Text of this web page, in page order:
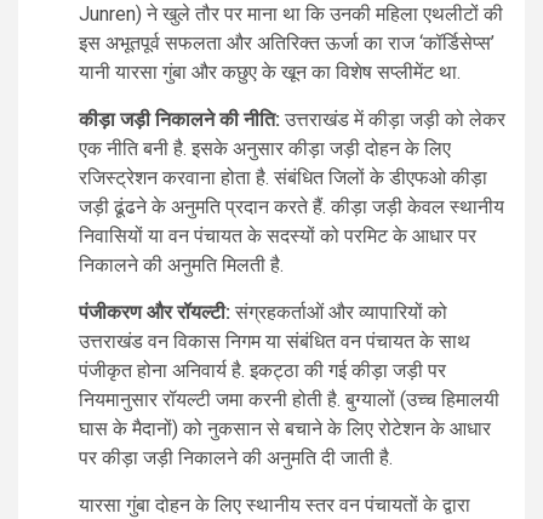
Junren) ने खुले तौर पर माना था कि उनकी महिला एथलीटों की
इस अभूतपूर्व सफलता और अतिरिक्त ऊर्जा का राज ‘कॉर्डिसेप्स’
यानी यारसा गुंबा और कछुए के खून का विशेष सप्लीमेंट था.
कीड़ा जड़ी निकालने की नीति: उत्तराखंड में कीड़ा जड़ी को लेकर
एक नीति बनी है. इसके अनुसार कीड़ा जड़ी दोहन के लिए
रजिस्ट्रेशन करवाना होता है. संबंधित जिलों के डीएफओ कीड़ा
जड़ी ढूंढने के अनुमति प्रदान करते हैं. कीड़ा जड़ी केवल स्थानीय
निवासियों या वन पंचायत के सदस्यों को परमिट के आधार पर
निकालने की अनुमति मिलती है.
पंजीकरण और रॉयल्टी: संग्रहकर्ताओं और व्यापारियों को
उत्तराखंड वन विकास निगम या संबंधित वन पंचायत के साथ
पंजीकृत होना अनिवार्य है. इकट्ठा की गई कीड़ा जड़ी पर
नियमानुसार रॉयल्टी जमा करनी होती है. बुग्यालों (उच्च हिमालयी
घास के मैदानों) को नुकसान से बचाने के लिए रोटेशन के आधार
पर कीड़ा जड़ी निकालने की अनुमति दी जाती है.
यारसा गुंबा दोहन के लिए स्थानीय स्तर वन पंचायतों के द्वारा